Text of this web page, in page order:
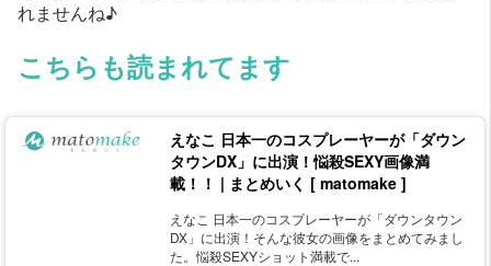
れませんね♪
こちらも読まれてます
えなこ 日本一のコスプレーヤーが「ダウン
タウンDX」に出演！悩殺SEXY画像満
載！！ | まとめいく [ matomake ]
えなこ 日本一のコスプレーヤーが「ダウンタウン
DX」に出演！そんな彼女の画像をまとめてみまし
た。悩殺SEXYショット満載で...